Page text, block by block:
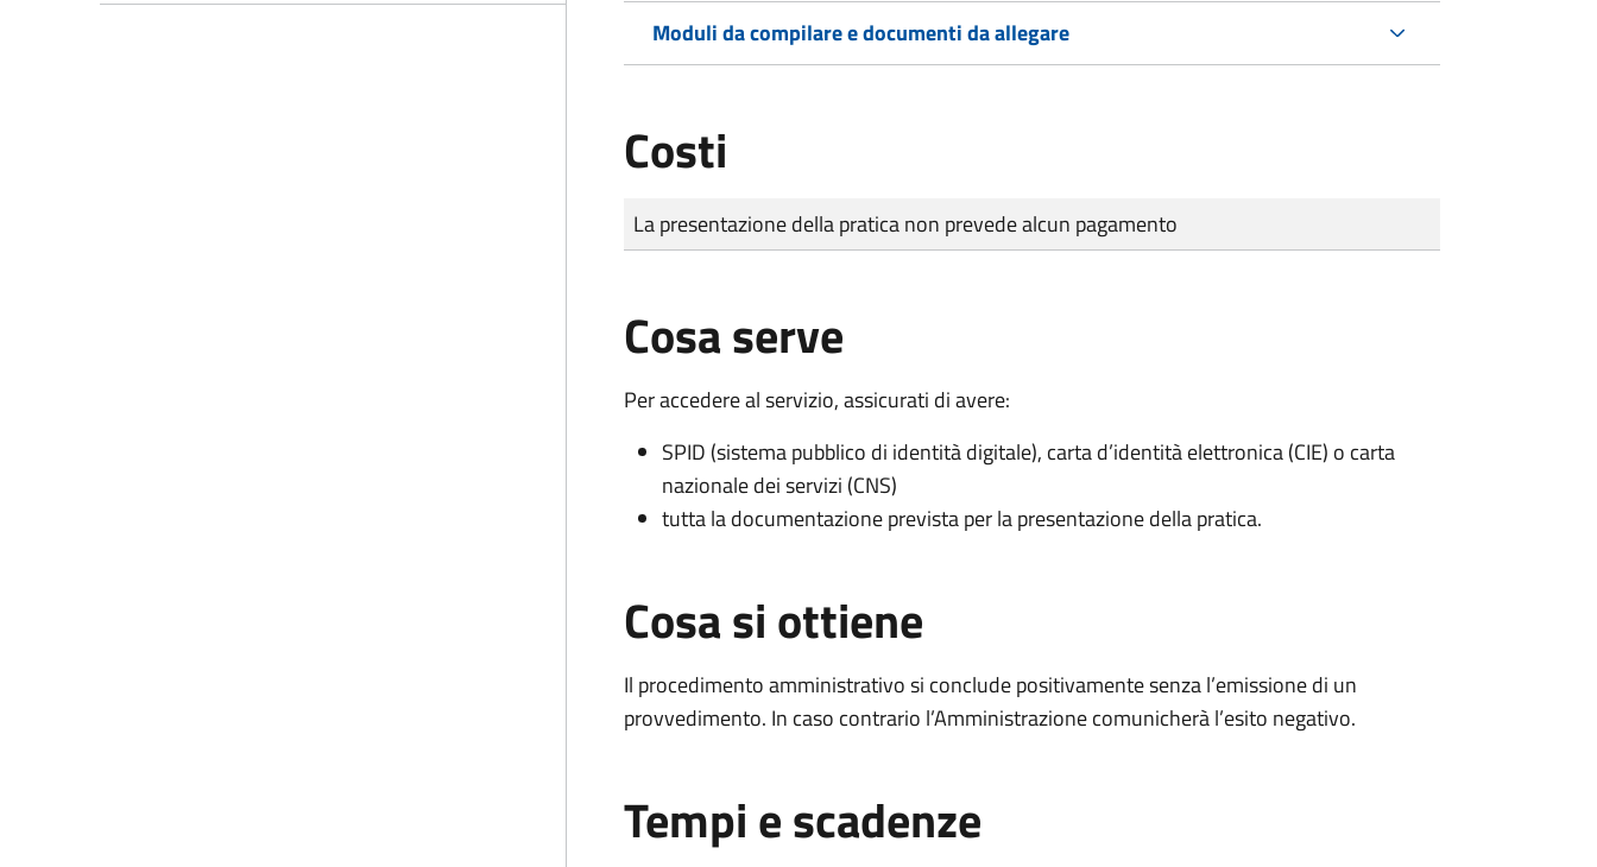
Moduli da compilare e documenti da allegare
Costi
Tipo di pagamento
Importo
La presentazione della pratica non prevede alcun pagamento
Cosa serve
Per accedere al servizio, assicurati di avere:
SPID (sistema pubblico di identità digitale), carta d’identità elettronica (CIE) o carta
nazionale dei servizi (CNS)
tutta la documentazione prevista per la presentazione della pratica.
Cosa si ottiene
Il procedimento amministrativo si conclude positivamente senza l’emissione di un
provvedimento. In caso contrario l’Amministrazione comunicherà l’esito negativo.
Tempi e scadenze